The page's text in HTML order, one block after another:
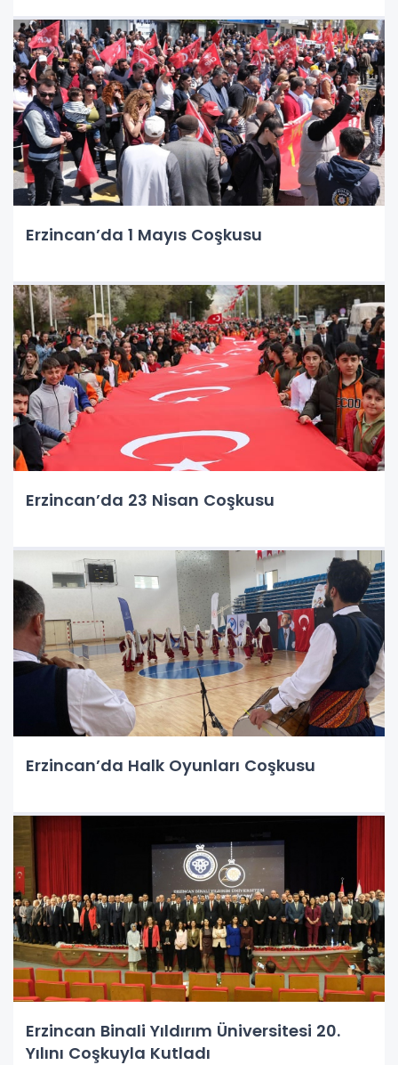
Erzincan’da 1 Mayıs Coşkusu
Erzincan’da 23 Nisan Coşkusu
Erzincan’da Halk Oyunları Coşkusu
Erzincan Binali Yıldırım Üniversitesi 20.
Yılını Coşkuyla Kutladı